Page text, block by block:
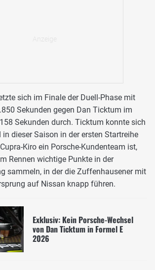
sich im Finale der Duell-Phase mit
Sekunden gegen Dan Ticktum im
Sekunden durch. Ticktum konnte sich
dieser Saison in der ersten Startreihe
Kiro ein Porsche-Kundenteam ist,
Rennen wichtige Punkte in der
sammeln, in der die Zuffenhausener mit
auf Nissan knapp führen.
Exklusiv: Kein Porsche-Wechsel
von Dan Ticktum in Formel E
2026